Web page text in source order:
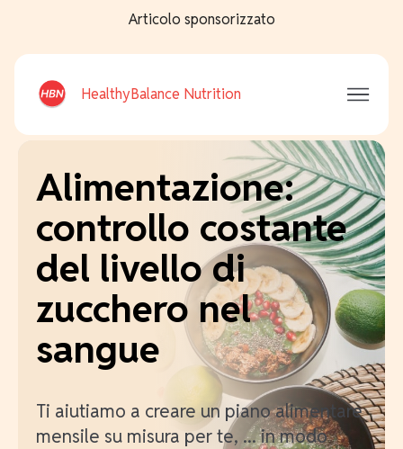
Articolo sponsorizzato
HealthyBalance Nutrition
Alimentazione:
controllo costante
del livello di
zucchero nel
sangue
Ti aiutiamo a creare un piano alimentare
mensile su misura per te, ... in modo